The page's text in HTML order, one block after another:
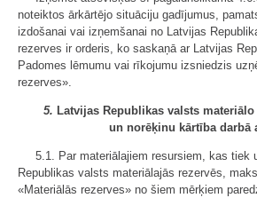
noteiktos ārkārtējo situāciju gadījumus,
izdošanai vai izņemšanai no Latvijas
rezerves ir orderis, ko saskaņā ar Latvijas
Padomes lēmumu vai rīkojumu izsniedzis
rezerves».
5. Latvijas Republikas valsts
un norēķinu kārtība darbā
5.1. Par materiālajiem resursiem, kas tiek
Republikas valsts materiālajās rezervēs,
«Materiālās rezerves» no šiem mērķiem